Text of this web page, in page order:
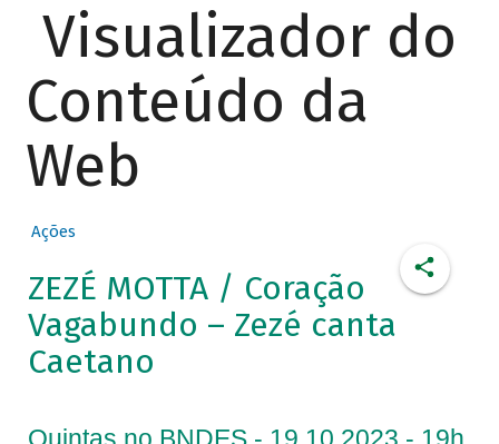
Visualizador do
Conteúdo da
Web
Ações
ZEZÉ MOTTA / Coração
Vagabundo – Zezé canta
Caetano